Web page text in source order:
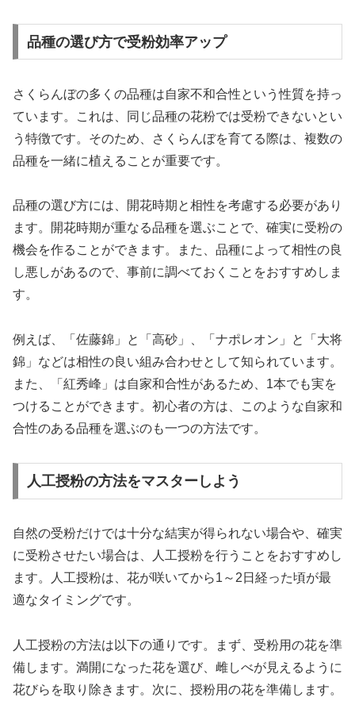
品種の選び方で受粉効率アップ
さくらんぼの多くの品種は自家不和合性という性質を持っ
ています。これは、同じ品種の花粉では受粉できないとい
う特徴です。そのため、さくらんぼを育てる際は、複数の
品種を一緒に植えることが重要です。
品種の選び方には、開花時期と相性を考慮する必要があり
ます。開花時期が重なる品種を選ぶことで、確実に受粉の
機会を作ることができます。また、品種によって相性の良
し悪しがあるので、事前に調べておくことをおすすめしま
す。
例えば、「佐藤錦」と「高砂」、「ナポレオン」と「大将
錦」などは相性の良い組み合わせとして知られています。
また、「紅秀峰」は自家和合性があるため、1本でも実を
つけることができます。初心者の方は、このような自家和
合性のある品種を選ぶのも一つの方法です。
人工授粉の方法をマスターしよう
自然の受粉だけでは十分な結実が得られない場合や、確実
に受粉させたい場合は、人工授粉を行うことをおすすめし
ます。人工授粉は、花が咲いてから1～2日経った頃が最
適なタイミングです。
人工授粉の方法は以下の通りです。まず、受粉用の花を準
備します。満開になった花を選び、雌しべが見えるように
花びらを取り除きます。次に、授粉用の花を準備します。